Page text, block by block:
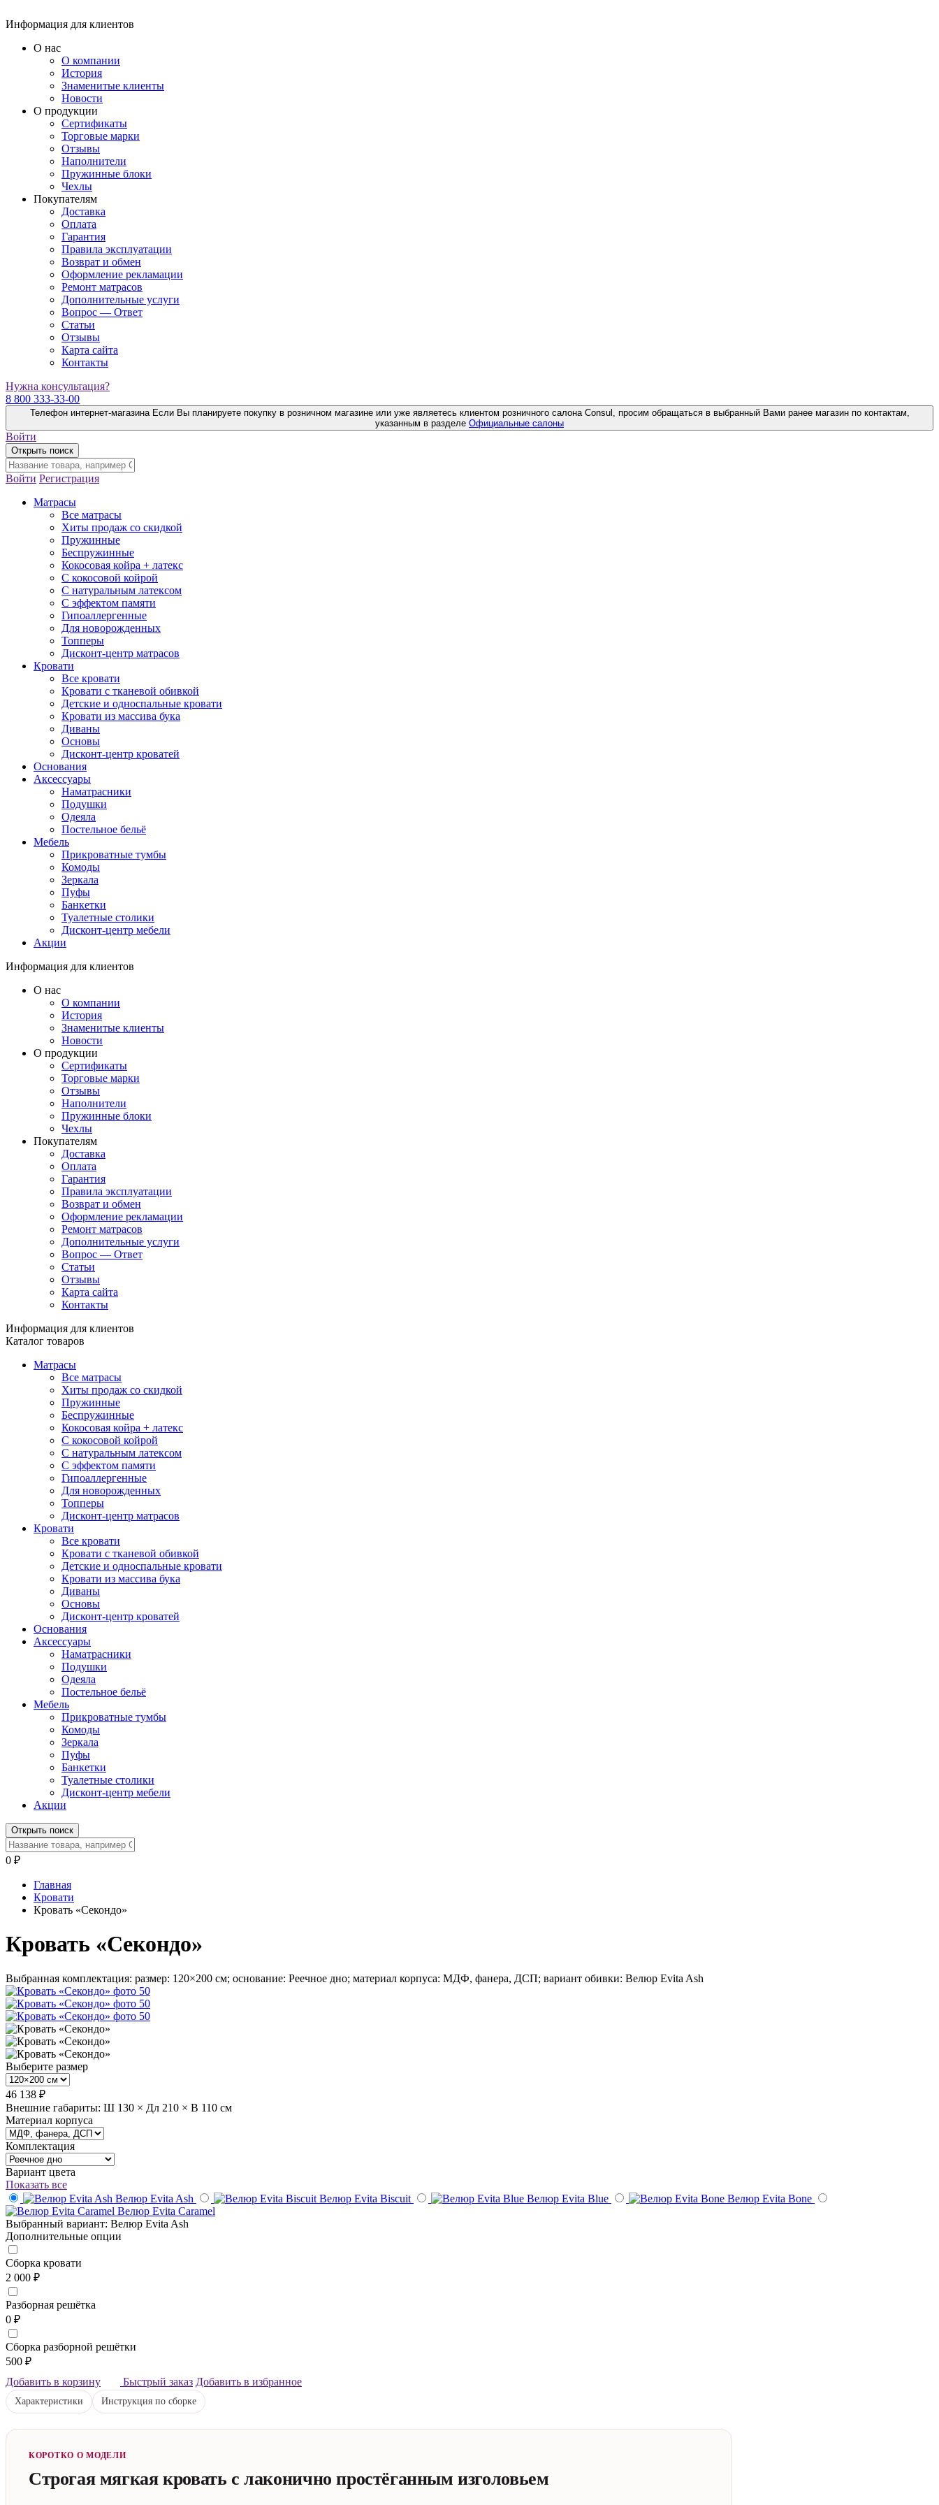
Информация для клиентов
О нас
О компании
История
Знаменитые клиенты
Новости
О продукции
Сертификаты
Торговые марки
Отзывы
Наполнители
Пружинные блоки
Чехлы
Покупателям
Доставка
Оплата
Гарантия
Правила эксплуатации
Возврат и обмен
Оформление рекламации
Ремонт матрасов
Дополнительные услуги
Вопрос — Ответ
Статьи
Отзывы
Карта сайта
Контакты
Нужна консультация?
8 800 333-33-00
Телефон интернет-магазина Если Вы планируете покупку в розничном магазине или уже являетесь клиентом розничного салона Consul, просим обращаться в выбранный Вами ранее магазин по контактам,
указанным в разделе Официальные салоны
Войти
Открыть поиск
Войти Регистрация
Матрасы
Все матрасы
Хиты продаж со скидкой
Пружинные
Беспружинные
Кокосовая койра + латекс
С кокосовой койрой
С натуральным латексом
С эффектом памяти
Гипоаллергенные
Для новорожденных
Топперы
Дисконт-центр матрасов
Кровати
Все кровати
Кровати с тканевой обивкой
Детские и односпальные кровати
Кровати из массива бука
Диваны
Основы
Дисконт-центр кроватей
Основания
Аксессуары
Наматрасники
Подушки
Одеяла
Постельное бельё
Мебель
Прикроватные тумбы
Комоды
Зеркала
Пуфы
Банкетки
Туалетные столики
Дисконт-центр мебели
Акции
Информация для клиентов
О нас
О компании
История
Знаменитые клиенты
Новости
О продукции
Сертификаты
Торговые марки
Отзывы
Наполнители
Пружинные блоки
Чехлы
Покупателям
Доставка
Оплата
Гарантия
Правила эксплуатации
Возврат и обмен
Оформление рекламации
Ремонт матрасов
Дополнительные услуги
Вопрос — Ответ
Статьи
Отзывы
Карта сайта
Контакты
Информация для клиентов
Каталог товаров
Матрасы
Все матрасы
Хиты продаж со скидкой
Пружинные
Беспружинные
Кокосовая койра + латекс
С кокосовой койрой
С натуральным латексом
С эффектом памяти
Гипоаллергенные
Для новорожденных
Топперы
Дисконт-центр матрасов
Кровати
Все кровати
Кровати с тканевой обивкой
Детские и односпальные кровати
Кровати из массива бука
Диваны
Основы
Дисконт-центр кроватей
Основания
Аксессуары
Наматрасники
Подушки
Одеяла
Постельное бельё
Мебель
Прикроватные тумбы
Комоды
Зеркала
Пуфы
Банкетки
Туалетные столики
Дисконт-центр мебели
Акции
Открыть поиск
0 ₽
Главная
Кровати
Кровать «Секондо»
Кровать «Секондо»
Выбранная комплектация: размер: 120×200 см; основание: Реечное дно; материал корпуса: МДФ, фанера, ДСП; вариант обивки: Велюр Evita Ash
Выберите размер
46 138 ₽
Внешние габариты: Ш 130 × Дл 210 × В 110 см
Материал корпуса
Комплектация
Вариант цвета
Показать все
Велюр Evita Ash
Велюр Evita Biscuit Велюр Evita Blue
Велюр Evita Bone
Велюр Evita Caramel
Выбранный вариант: Велюр Evita Ash
Дополнительные опции
Сборка кровати
2 000 ₽
Разборная решётка
0 ₽
Сборка разборной решётки
500 ₽
Добавить в корзину
Быстрый заказ Добавить в избранное
Характеристики Инструкция по сборке
КОРОТКО О МОДЕЛИ
Строгая мягкая кровать с лаконично простёганным изголовьем